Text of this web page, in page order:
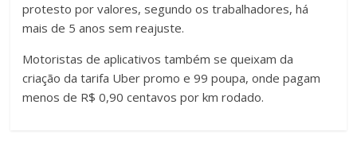
protesto por valores, segundo os trabalhadores, há
mais de 5 anos sem reajuste.
Motoristas de aplicativos também se queixam da
criação da tarifa Uber promo e 99 poupa, onde pagam
menos de R$ 0,90 centavos por km rodado.